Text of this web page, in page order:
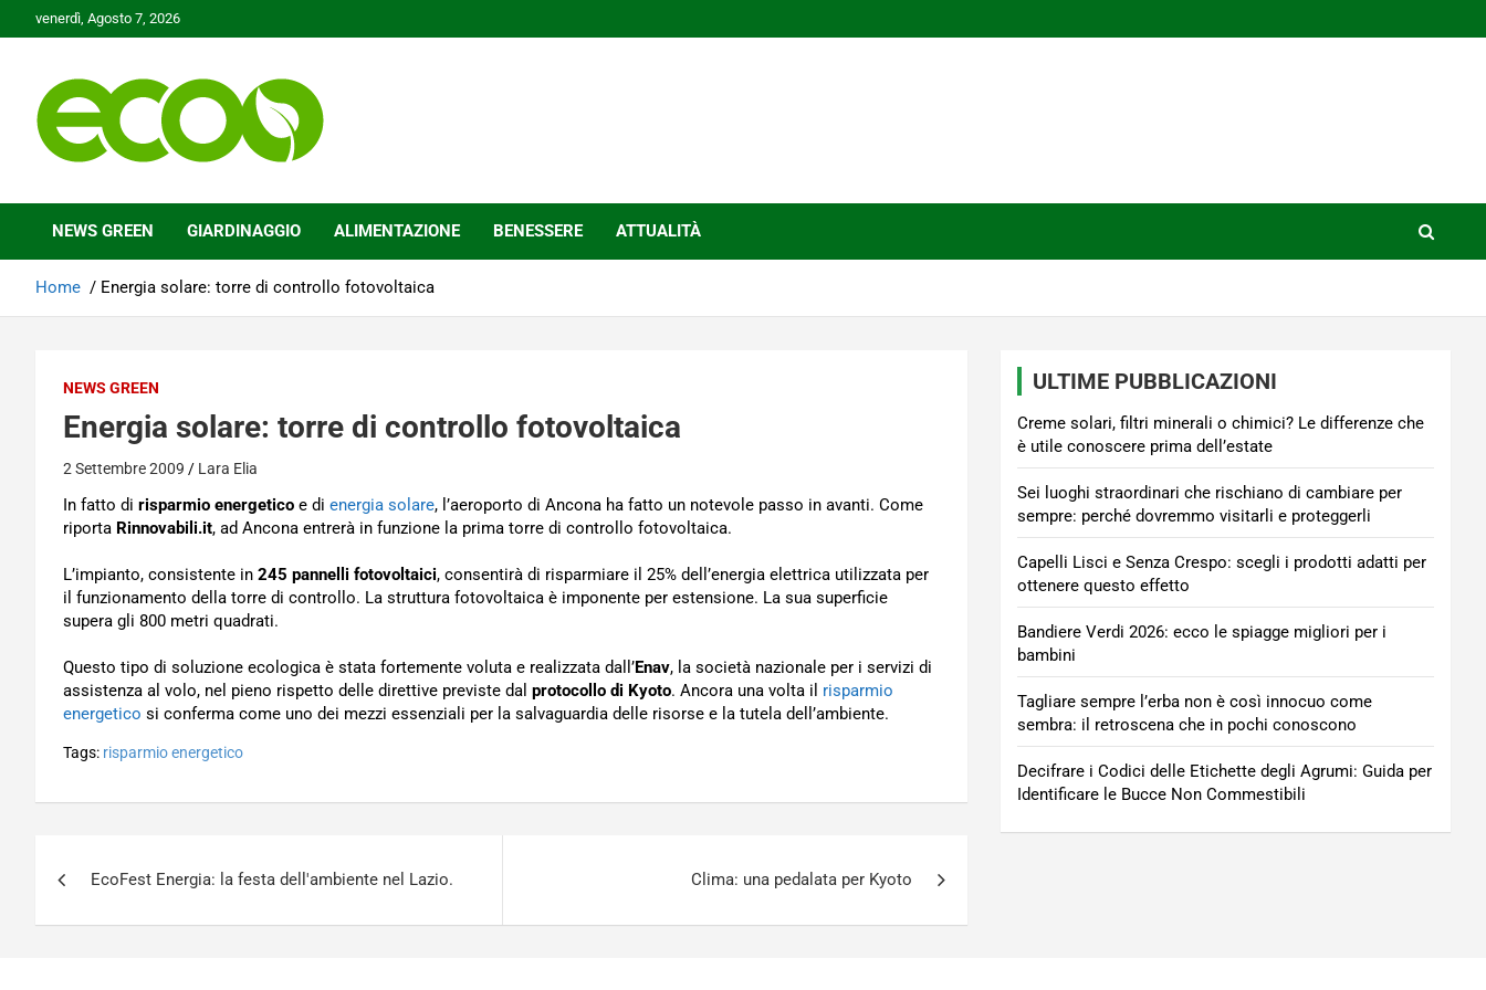
to
venerdì, Agosto 7, 2026
Ecoo.it
NEWS GREEN GIARDINAGGIO ALIMENTAZIONE BENESSERE ATTUALITÀ
Home Energia solare: torre di controllo fotovoltaica
NEWS GREEN
Energia solare: torre di controllo fotovoltaica
2 Settembre 2009 Lara Elia
In fatto di risparmio energetico e di energia solare, l’aeroporto di Ancona ha fatto un notevole passo in avanti. Come
riporta Rinnovabili.it, ad Ancona entrerà in funzione la prima torre di controllo fotovoltaica.
L’impianto, consistente in 245 pannelli fotovoltaici, consentirà di risparmiare il 25% dell’energia elettrica utilizzata per
il funzionamento della torre di controllo. La struttura fotovoltaica è imponente per estensione. La sua superficie
supera gli 800 metri quadrati.
Questo tipo di soluzione ecologica è stata fortemente voluta e realizzata dall’Enav, la società nazionale per i servizi di
assistenza al volo, nel pieno rispetto delle direttive previste dal protocollo di Kyoto. Ancora una volta il risparmio
energetico si conferma come uno dei mezzi essenziali per la salvaguardia delle risorse e la tutela dell’ambiente.
Tags: risparmio energetico
EcoFest Energia: la festa dell'ambiente nel Lazio. Clima: una pedalata per Kyoto
ULTIME PUBBLICAZIONI
Creme solari, filtri minerali o chimici? Le differenze che
è utile conoscere prima dell’estate
Sei luoghi straordinari che rischiano di cambiare per
sempre: perché dovremmo visitarli e proteggerli
Capelli Lisci e Senza Crespo: scegli i prodotti adatti per
ottenere questo effetto
Bandiere Verdi 2026: ecco le spiagge migliori per i
bambini
Tagliare sempre l’erba non è così innocuo come
sembra: il retroscena che in pochi conoscono
Decifrare i Codici delle Etichette degli Agrumi: Guida per
Identificare le Bucce Non Commestibili